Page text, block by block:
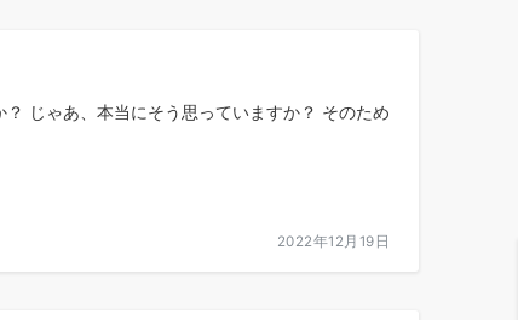
じゃあ、本当にそう思っていますか？ そのため
2022年12月19日